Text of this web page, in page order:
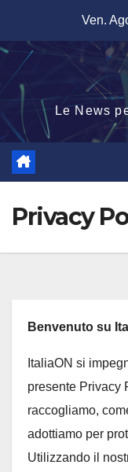
contenuto
Ven.
Le News
Privacy
Benvenuto su
ItaliaON si
presente Privacy
raccogliamo,
adottiamo per
Utilizzando il